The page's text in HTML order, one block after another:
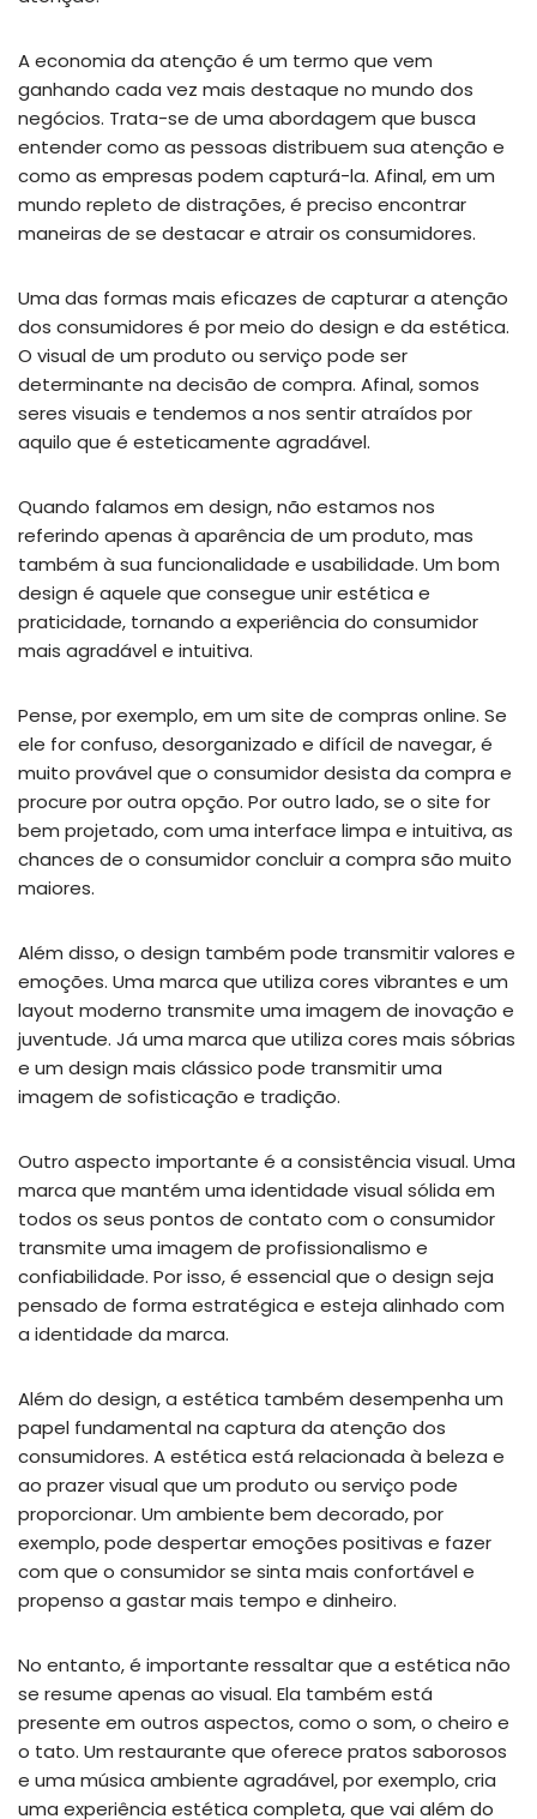
A economia da atenção é um termo que vem
ganhando cada vez mais destaque no mundo dos
negócios. Trata-se de uma abordagem que busca
entender como as pessoas distribuem sua atenção e
como as empresas podem capturá-la. Afinal, em um
mundo repleto de distrações, é preciso encontrar
maneiras de se destacar e atrair os consumidores.
Uma das formas mais eficazes de capturar a atenção
dos consumidores é por meio do design e da estética.
O visual de um produto ou serviço pode ser
determinante na decisão de compra. Afinal, somos
seres visuais e tendemos a nos sentir atraídos por
aquilo que é esteticamente agradável.
Quando falamos em design, não estamos nos
referindo apenas à aparência de um produto, mas
também à sua funcionalidade e usabilidade. Um bom
design é aquele que consegue unir estética e
praticidade, tornando a experiência do consumidor
mais agradável e intuitiva.
Pense, por exemplo, em um site de compras online. Se
ele for confuso, desorganizado e difícil de navegar, é
muito provável que o consumidor desista da compra e
procure por outra opção. Por outro lado, se o site for
bem projetado, com uma interface limpa e intuitiva, as
chances de o consumidor concluir a compra são muito
maiores.
Além disso, o design também pode transmitir valores e
emoções. Uma marca que utiliza cores vibrantes e um
layout moderno transmite uma imagem de inovação e
juventude. Já uma marca que utiliza cores mais sóbrias
e um design mais clássico pode transmitir uma
imagem de sofisticação e tradição.
Outro aspecto importante é a consistência visual. Uma
marca que mantém uma identidade visual sólida em
todos os seus pontos de contato com o consumidor
transmite uma imagem de profissionalismo e
confiabilidade. Por isso, é essencial que o design seja
pensado de forma estratégica e esteja alinhado com
a identidade da marca.
Além do design, a estética também desempenha um
papel fundamental na captura da atenção dos
consumidores. A estética está relacionada à beleza e
ao prazer visual que um produto ou serviço pode
proporcionar. Um ambiente bem decorado, por
exemplo, pode despertar emoções positivas e fazer
com que o consumidor se sinta mais confortável e
propenso a gastar mais tempo e dinheiro.
No entanto, é importante ressaltar que a estética não
se resume apenas ao visual. Ela também está
presente em outros aspectos, como o som, o cheiro e
o tato. Um restaurante que oferece pratos saborosos
e uma música ambiente agradável, por exemplo, cria
uma experiência estética completa, que vai além do